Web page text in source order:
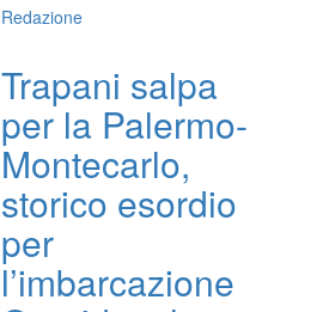
Redazione
Trapani salpa
per la Palermo-
Montecarlo,
storico esordio
per
l’imbarcazione